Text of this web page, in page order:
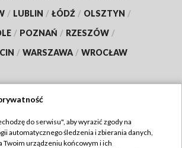
/ LUBLIN / ŁÓDŹ / OLSZTYN /
/ POZNAŃ / RZESZÓW /
/ WARSZAWA / WROCŁAW
TVP
do serwisu", aby wyrazić zgody na
automatycznego śledzenia i zbierania danych,
Twoim urządzeniu końcowym i ich